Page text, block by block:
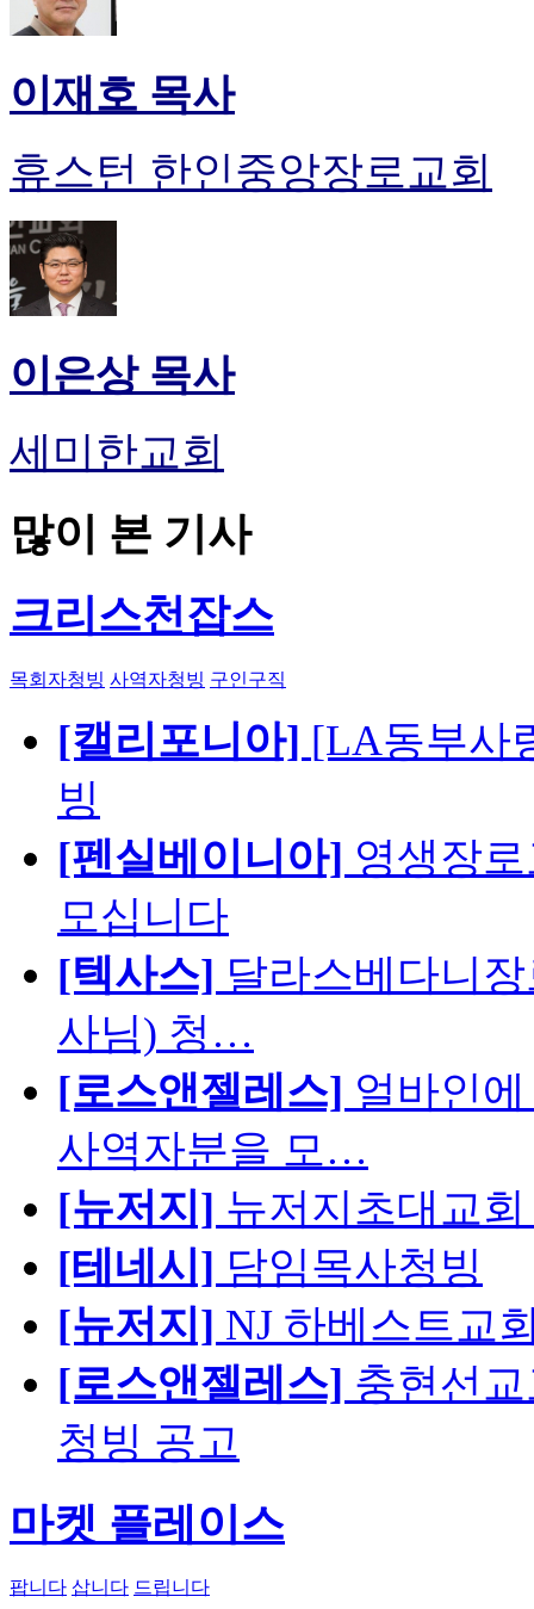
이재호 목사
휴스턴 한인중앙장로교회
이은상 목사
세미한교회
많이 본 기사
크리스천잡스
목회자청빙 사역자청빙 구인구직
[캘리포니아] [LA동부사
빙
[펜실베이니아] 영생장
모십니다
[텍사스] 달라스베다니
사님) 청…
[로스앤젤레스] 얼바인
사역자분을 모…
[뉴저지] 뉴저지초대교
[테네시] 담임목사청빙
[뉴저지] NJ 하베스트교
[로스앤젤레스] 충현선
청빙 공고
마켓 플레이스
팝니다 삽니다 드립니다